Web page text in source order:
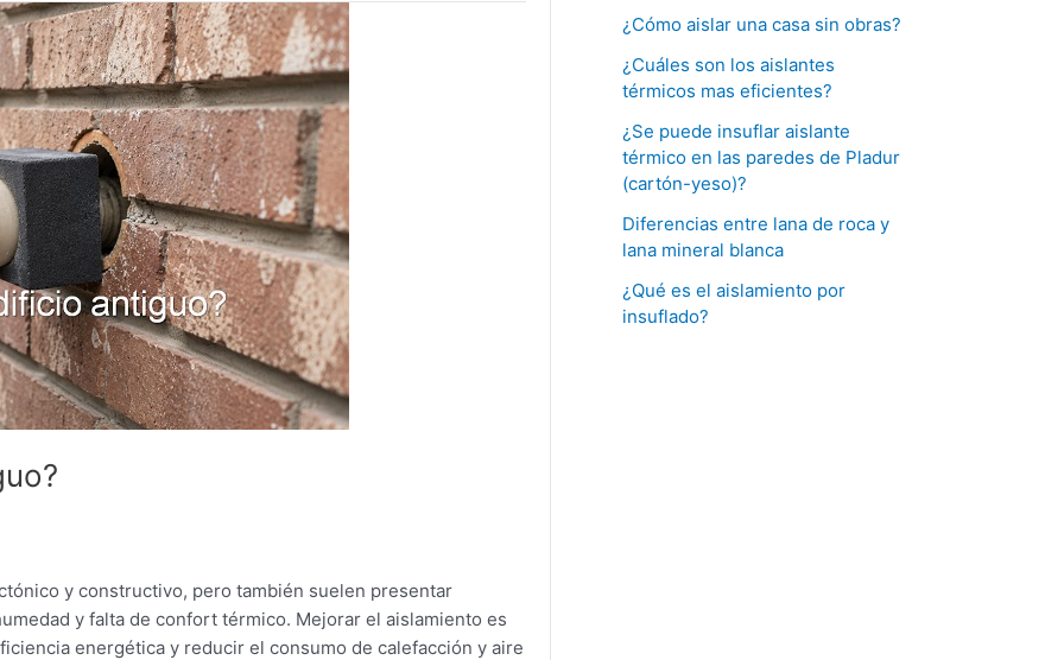
y constructivo, pero también suelen presentar
y falta de confort térmico. Mejorar el aislamiento es
energética y reducir el consumo de calefacción y aire
¿Cómo aislar una casa sin obras?
¿Cuáles son los aislantes
térmicos mas eficientes?
¿Se puede insuflar aislante
térmico en las paredes de Pladur
(cartón-yeso)?
Diferencias entre lana de roca y
lana mineral blanca
¿Qué es el aislamiento por
insuflado?